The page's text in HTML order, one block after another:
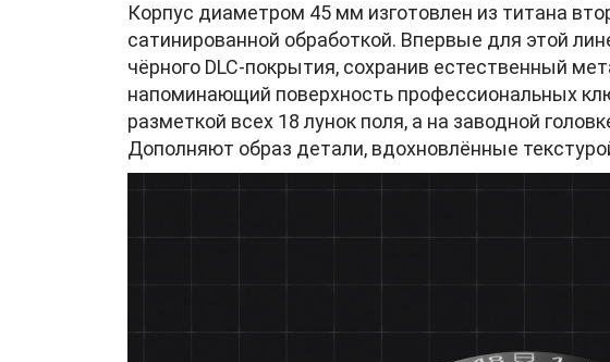
Корпус диаметром 45 мм изготовлен из титана
сатинированной обработкой. Впервые для этой
чёрного DLC-покрытия, сохранив естественный
напоминающий поверхность профессиональных
разметкой всех 18 лунок поля, а на заводной
Дополняют образ детали, вдохновлённые